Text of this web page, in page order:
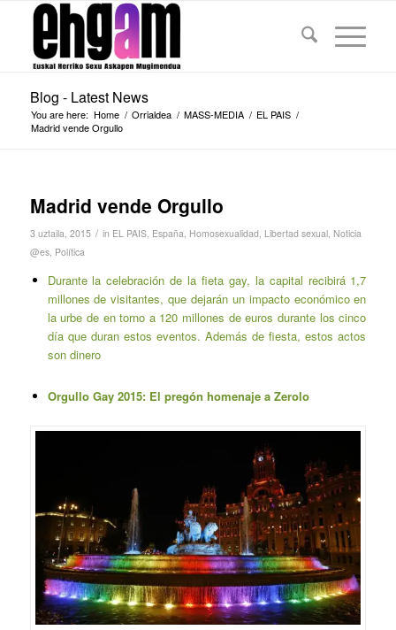
Blog - Latest News
You are here: Home / Orrialdea / MASS-MEDIA / EL PAIS /
Madrid vende Orgullo
Madrid vende Orgullo
3 uztaila, 2015 / in EL PAIS, España, Homosexualidad, Libertad sexual, Noticia
@es, Política
Durante la celebración de la fieta gay, la capital recibirá 1,7
millones de visitantes, que dejarán un impacto económico en
la urbe de en torno a 120 millones de euros durante los cinco
día que duran estos eventos. Además de fiesta, estos actos
son dinero
Orgullo Gay 2015: El pregón homenaje a Zerolo